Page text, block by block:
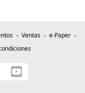
Ventas
e-Paper